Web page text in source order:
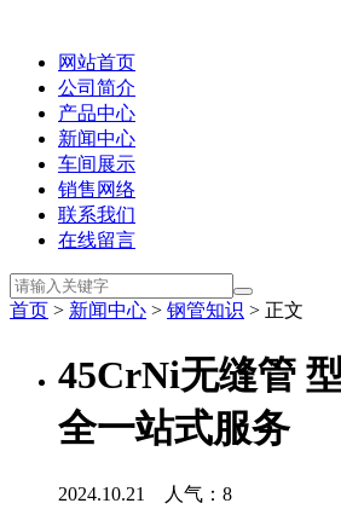
网站首页
公司简介
产品中心
新闻中心
车间展示
销售网络
联系我们
在线留言
首页 > 新闻中心 > 钢管知识 > 正文
45CrNi无缝管
全一站式服务
2024.10.21 人气： 8